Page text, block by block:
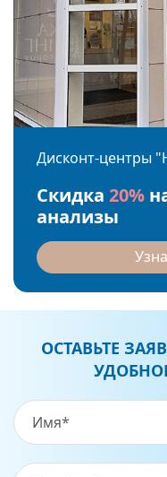
Дисконт-центры
Скидка 20%
анализы
ОСТАВЬТЕ